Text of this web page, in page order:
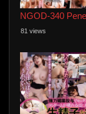
NGOD-340
81 views